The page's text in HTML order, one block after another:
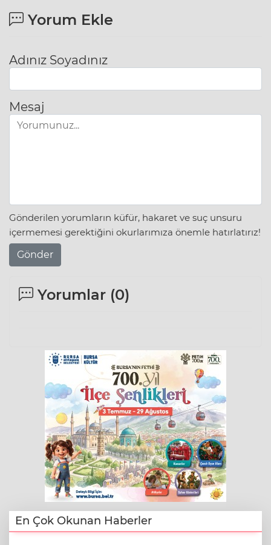
Yorum Ekle
Adınız Soyadınız
Mesaj
Gönderilen yorumların küfür, hakaret ve suç unsuru
içermemesi gerektiğini okurlarımıza önemle hatırlatırız!
Gönder
Yorumlar (0)
En Çok Okunan Haberler